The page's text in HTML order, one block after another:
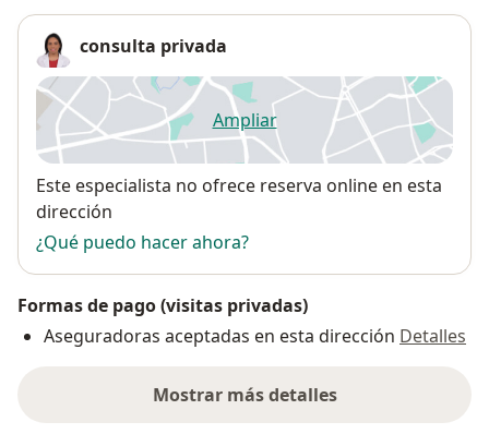
consulta privada
Ampliarse abre en una nueva
Disponibilidad
Este especialista no ofrece reserva online en esta
dirección
¿Qué puedo hacer ahora?
Formas de pago (visitas privadas)
Aseguradoras aceptadas en esta dirección Detalles
Mostrar más detalles
sobre la dirección